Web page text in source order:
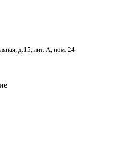
д.15, лит. А, пом. 24